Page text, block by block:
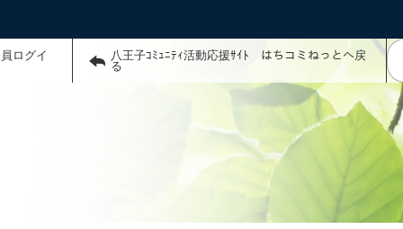
ログイ
八王子ｺﾐｭﾆﾃｨ活動応援ｻｲﾄ はちコミねっとへ戻
る